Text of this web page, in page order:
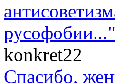
русофобии..."
konkret22
Спасибо,